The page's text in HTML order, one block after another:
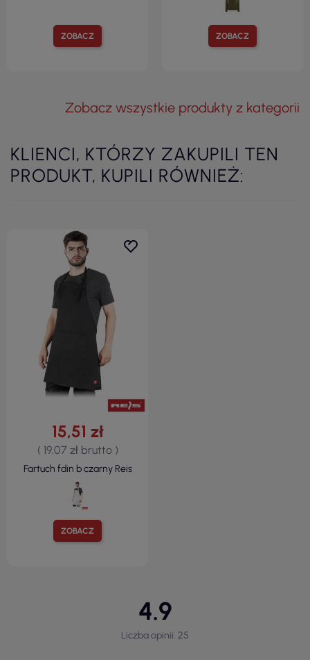
ZOBACZ ZOBACZ
Zobacz wszystkie produkty z kategorii
KLIENCI, KTÓRZY ZAKUPILI TEN
PRODUKT, KUPILI RÓWNIEŻ:
ZOBACZ
15,51 zł
( 19,07 zł brutto )
Fartuch fdin b czarny Reis
4.9
Liczba opinii: 25